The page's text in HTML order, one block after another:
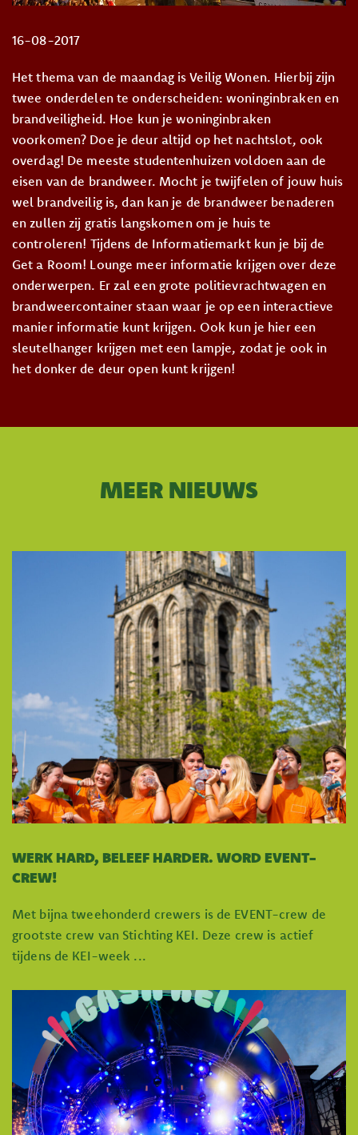
16-08-2017
Het thema van de maandag is Veilig Wonen. Hierbij zijn
twee onderdelen te onderscheiden: woninginbraken en
brandveiligheid. Hoe kun je woninginbraken
voorkomen? Doe je deur altijd op het nachtslot, ook
overdag! De meeste studentenhuizen voldoen aan de
eisen van de brandweer. Mocht je twijfelen of jouw huis
wel brandveilig is, dan kan je de brandweer benaderen
en zullen zij gratis langskomen om je huis te
controleren! Tijdens de Informatiemarkt kun je bij de
Get a Room! Lounge meer informatie krijgen over deze
onderwerpen. Er zal een grote politievrachtwagen en
brandweercontainer staan waar je op een interactieve
manier informatie kunt krijgen. Ook kun je hier een
sleutelhanger krijgen met een lampje, zodat je ook in
het donker de deur open kunt krijgen!
MEER NIEUWS
WERK HARD, BELEEF HARDER. WORD EVENT-
CREW!
Met bijna tweehonderd crewers is de EVENT-crew de
grootste crew van Stichting KEI. Deze crew is actief
tijdens de KEI-week ...